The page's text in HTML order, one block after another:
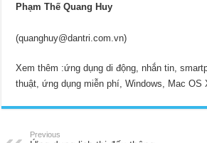
Phạm Thế Quang Huy
(quanghuy@dantri.com.vn)
Xem thêm :ứng dụng di động, nhắn tin,
thuật, ứng dụng miễn phí, Windows, Mac OS
Previous